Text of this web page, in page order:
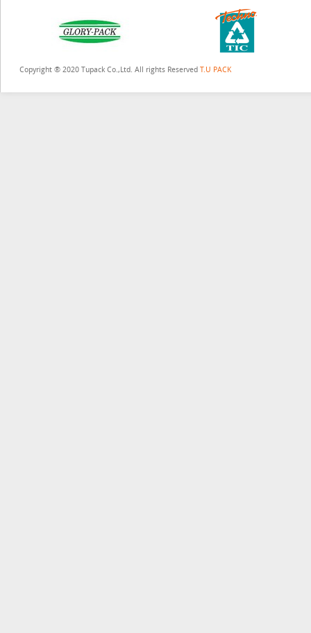
Copyright ® 2020 Tupack Co.,Ltd. All rights Reserved T.U PACK